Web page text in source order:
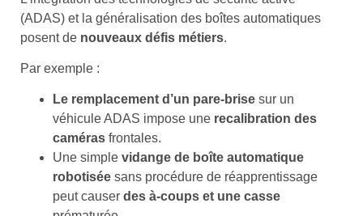
(ADAS) et la généralisation des boîtes automatiques
posent de nouveaux défis métiers.
Par exemple :
Le remplacement d’un pare-brise sur un
véhicule ADAS impose une recalibration des
caméras frontales.
Une simple vidange de boîte automatique
robotisée sans procédure de réapprentissage
peut causer des à-coups et une casse